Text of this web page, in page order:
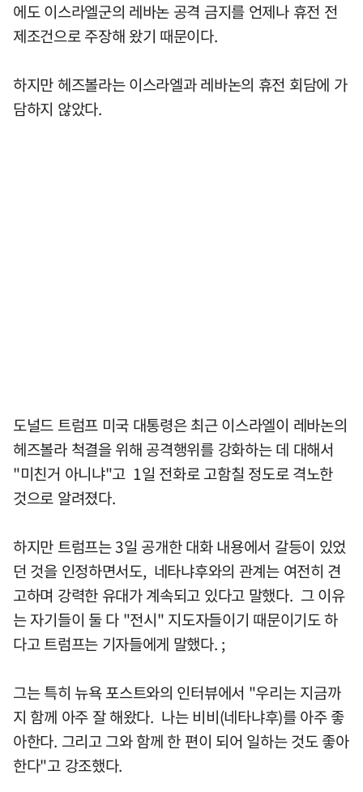
에도 이스라엘군의 레바논 공격 금지를 언제나 휴전 전
제조건으로 주장해 왔기 때문이다.
하지만 헤즈볼라는 이스라엘과 레바논의 휴전 회담에 가
담하지 않았다.
도널드 트럼프 미국 대통령은 최근 이스라엘이 레바논의
헤즈볼라 척결을 위해 공격행위를 강화하는 데 대해서
"미친거 아니냐"고 1일 전화로 고함칠 정도로 격노한
것으로 알려졌다.
하지만 트럼프는 3일 공개한 대화 내용에서 갈등이 있었
던 것을 인정하면서도, 네타냐후와의 관계는 여전히 견
고하며 강력한 유대가 계속되고 있다고 말했다. 그 이유
는 자기들이 둘 다 "전시" 지도자들이기 때문이기도 하
다고 트럼프는 기자들에게 말했다. ;
그는 특히 뉴욕 포스트와의 인터뷰에서 "우리는 지금까
지 함께 아주 잘 해왔다. 나는 비비(네타냐후)를 아주 좋
아한다. 그리고 그와 함께 한 편이 되어 일하는 것도 좋아
한다"고 강조했다.